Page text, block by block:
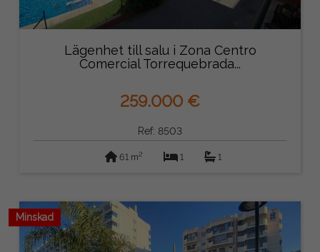
Lägenhet till salu i Zona Centro
Comercial Torrequebrada...
259.000 €
Ref: 8503
61 m2 1 1
Minskad